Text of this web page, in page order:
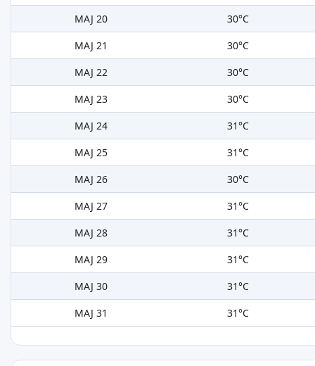
MAJ 20
30°C
MAJ 21
30°C
MAJ 22
30°C
MAJ 23
30°C
MAJ 24
31°C
MAJ 25
31°C
MAJ 26
30°C
MAJ 27
31°C
MAJ 28
31°C
MAJ 29
31°C
MAJ 30
31°C
MAJ 31
31°C